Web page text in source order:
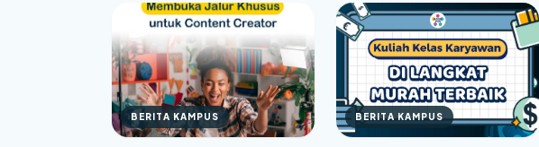
BERITA KAMPUS BERITA KAMPUS